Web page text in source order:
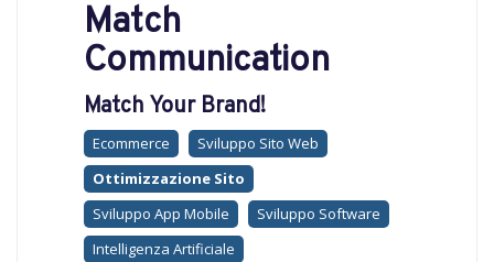
Match
Communication
Match Your Brand!
Ecommerce
Sviluppo Sito Web
Ottimizzazione Sito
Sviluppo App Mobile
Sviluppo Software
Intelligenza Artificiale